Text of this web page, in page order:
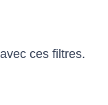
ces filtres.